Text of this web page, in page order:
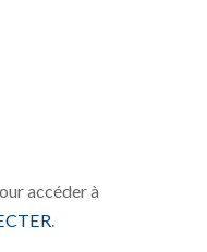
accéder à